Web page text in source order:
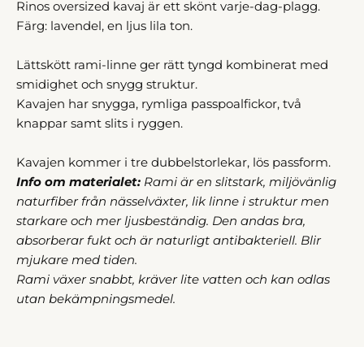
Rinos oversized kavaj är ett skönt varje-dag-plagg.
Färg: lavendel, en ljus lila ton.
Lättskött rami-linne ger rätt tyngd kombinerat med
smidighet och snygg struktur.
Kavajen har snygga, rymliga passpoalfickor, två
knappar samt slits i ryggen.
Kavajen kommer i tre dubbelstorlekar, lös passform.
Info om materialet: Rami är en slitstark, miljövänlig
naturfiber från nässelväxter, lik linne i struktur men
starkare och mer ljusbeständig. Den andas bra,
absorberar fukt och är naturligt antibakteriell. Blir
mjukare med tiden.
Rami växer snabbt, kräver lite vatten och kan odlas
utan bekämpningsmedel.